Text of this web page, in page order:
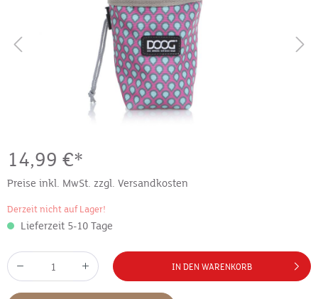
14,99 €*
Preise inkl. MwSt. zzgl. Versandkosten
Derzeit nicht auf Lager!
Lieferzeit 5-10 Tage
IN DEN WARENKORB